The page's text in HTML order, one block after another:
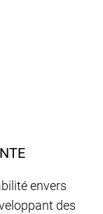
envers
des